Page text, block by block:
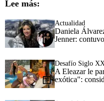
Lee más:
Actualidad
Daniela
Jenner:
Desafío Siglo
A Eleazar le
exótica":